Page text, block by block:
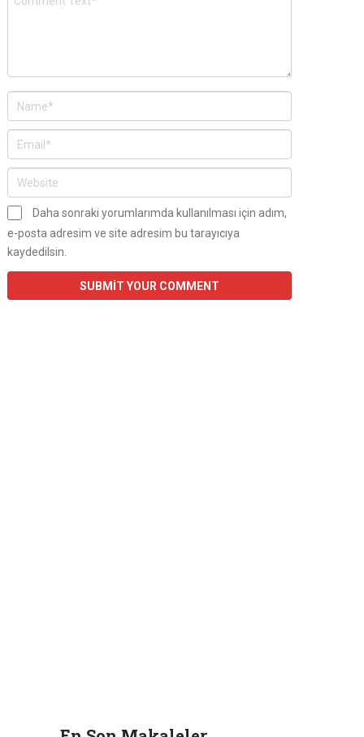
Daha sonraki yorumlarımda kullanılması için adım,
e-posta adresim ve site adresim bu tarayıcıya
kaydedilsin.